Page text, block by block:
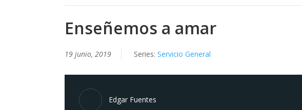
Enseñemos a amar
19 junio, 2019 Series: Servicio General
Edgar Fuentes